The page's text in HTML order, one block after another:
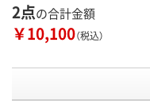
2点の合計金額
￥10,100（税込）